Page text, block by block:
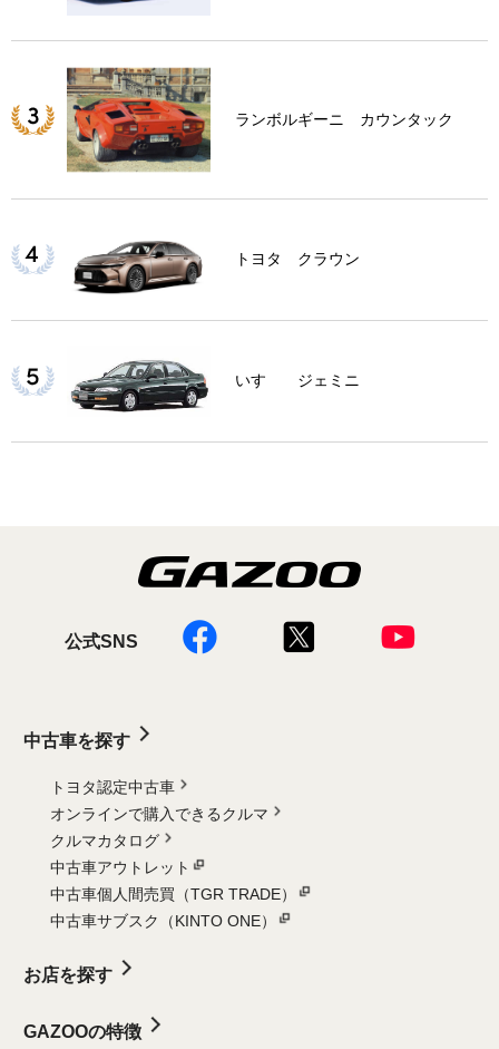
ランボルギーニ カウンタック
トヨタ クラウン
いすゞ ジェミニ
公式SNS
中古車を探す
トヨタ認定中古車
オンラインで購入できるクルマ
クルマカタログ
中古車アウトレット
中古車個人間売買（TGR TRADE）
中古車サブスク（KINTO ONE）
お店を探す
GAZOOの特徴